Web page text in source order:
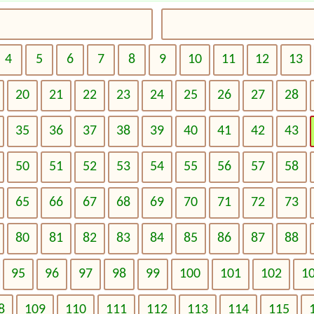
4 5 6 7 8 9 10 11 12 13
20 21 22 23 24 25 26 27 28
35 36 37 38 39 40 41 42 43
50 51 52 53 54 55 56 57 58
65 66 67 68 69 70 71 72 73
80 81 82 83 84 85 86 87 88
95 96 97 98 99 100 101 102
109 110 111 112 113 114 115